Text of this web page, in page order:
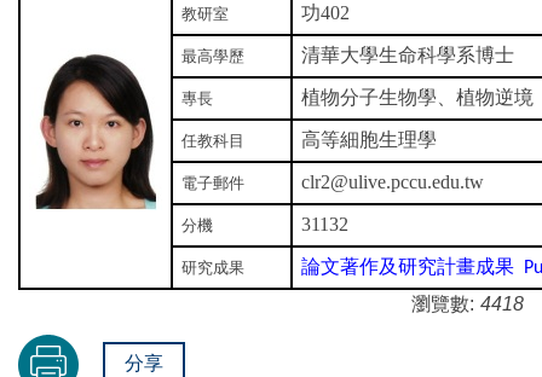
教研室 功402
最高學歷 清華大學生命科學系博士
專長 植物分子生物學、植物逆境
任教科目 高等細胞生理學
電子郵件 clr2@ulive.pccu.edu.tw
分機 31132
研究成果 論文著作及研究計畫成果
瀏覽數: 4418
分享